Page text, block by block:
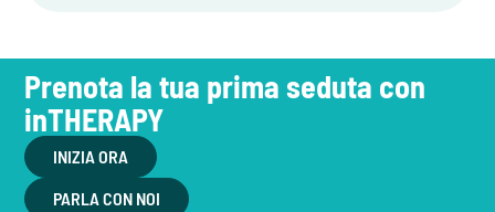
Prenota la tua prima seduta con
inTHERAPY
INIZIA ORA
PARLA CON NOI